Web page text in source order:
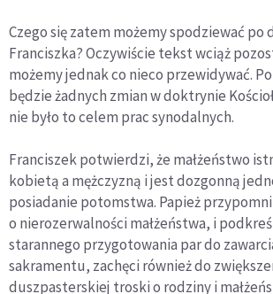
Czego się zatem możemy spodziewać po
Franciszka? Oczywiście tekst wciąż
możemy jednak co nieco przewidywać.
będzie żadnych zmian w doktrynie
nie było to celem prac synodalnych.
Franciszek potwierdzi, że małżeństwo
kobietą a mężczyzną i jest dozgonną
posiadanie potomstwa. Papież
o nierozerwalności małżeństwa, i
starannego przygotowania par do
sakramentu, zachęci również do
duszpasterskiej troski o rodziny i